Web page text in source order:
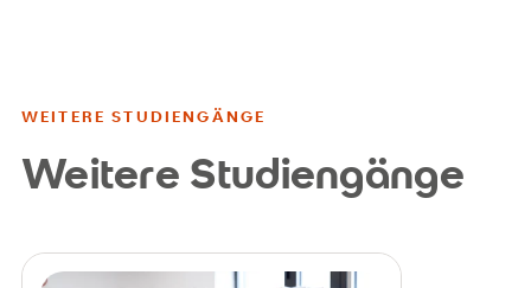
WEITERE STUDIENGÄNGE
Weitere Studiengänge